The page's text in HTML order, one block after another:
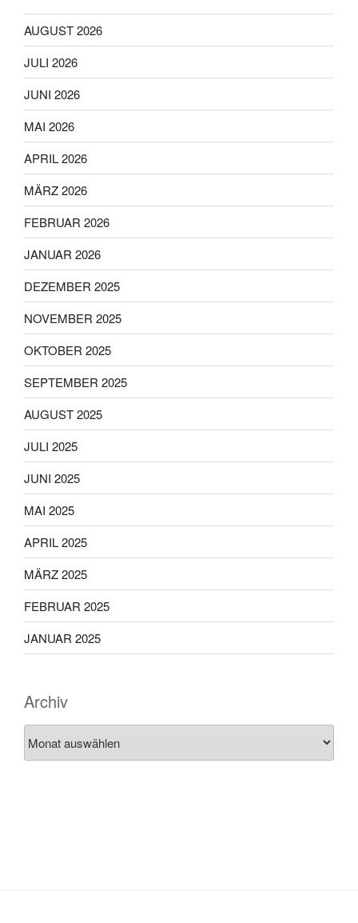
AUGUST 2026
JULI 2026
JUNI 2026
MAI 2026
APRIL 2026
MÄRZ 2026
FEBRUAR 2026
JANUAR 2026
DEZEMBER 2025
NOVEMBER 2025
OKTOBER 2025
SEPTEMBER 2025
AUGUST 2025
JULI 2025
JUNI 2025
MAI 2025
APRIL 2025
MÄRZ 2025
FEBRUAR 2025
JANUAR 2025
Archiv